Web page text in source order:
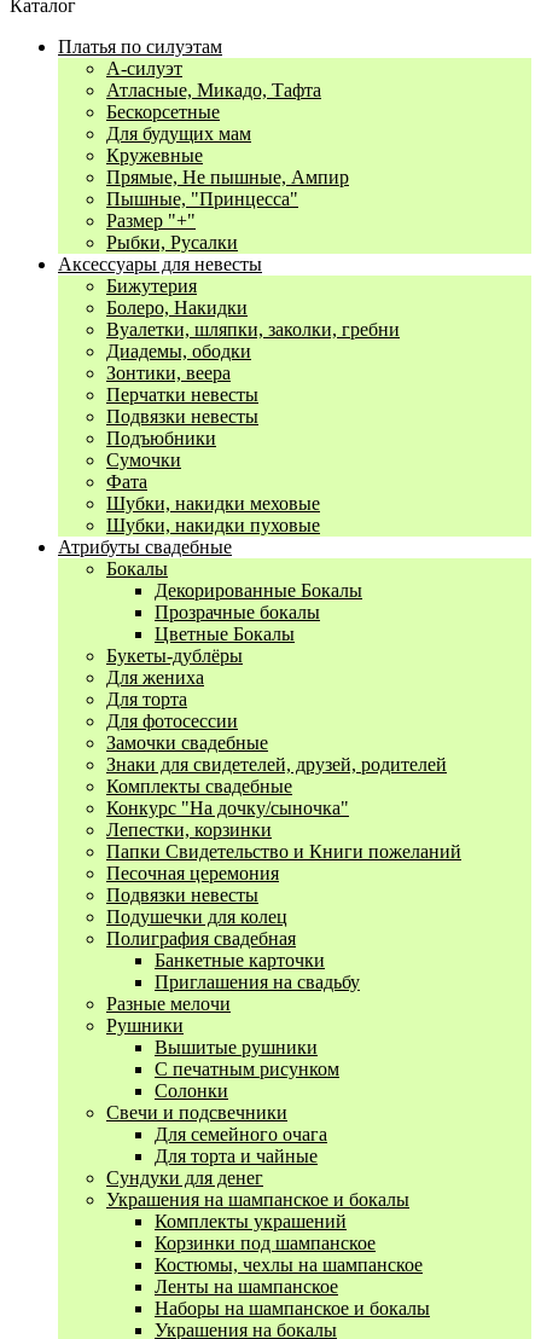
Каталог
Платья по силуэтам
А-силуэт
Атласные, Микадо, Тафта
Бескорсетные
Для будущих мам
Кружевные
Прямые, Не пышные, Ампир
Пышные, "Принцесса"
Размер "+"
Рыбки, Русалки
Аксессуары для невесты
Бижутерия
Болеро, Накидки
Вуалетки, шляпки, заколки, гребни
Диадемы, ободки
Зонтики, веера
Перчатки невесты
Подвязки невесты
Подъюбники
Сумочки
Фата
Шубки, накидки меховые
Шубки, накидки пуховые
Атрибуты свадебные
Бокалы
Декорированные Бокалы
Прозрачные бокалы
Цветные Бокалы
Букеты-дублёры
Для жениха
Для торта
Для фотосессии
Замочки свадебные
Знаки для свидетелей, друзей, родителей
Комплекты свадебные
Конкурс "На дочку/сыночка"
Лепестки, корзинки
Папки Свидетельство и Книги пожеланий
Песочная церемония
Подвязки невесты
Подушечки для колец
Полиграфия свадебная
Банкетные карточки
Приглашения на свадьбу
Разные мелочи
Рушники
Вышитые рушники
С печатным рисунком
Солонки
Свечи и подсвечники
Для семейного очага
Для торта и чайные
Сундуки для денег
Украшения на шампанское и бокалы
Комплекты украшений
Корзинки под шампанское
Костюмы, чехлы на шампанское
Ленты на шампанское
Наборы на шампанское и бокалы
Украшения на бокалы